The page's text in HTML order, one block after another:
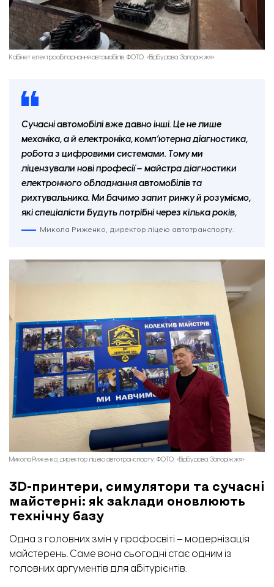
Кабінет електрообладнання автомобілів. ФОТО: «Відбудова. Запоріжжя»
Сучасні автомобілі вже давно інші. Це не лише
механіка, а й електроніка, комп’ютерна діагностика,
робота з цифровими системами. Тому ми
ліцензували нові професії – майстра діагностики
електронного обладнання автомобілів та
рихтувальника. Ми бачимо запит ринку й розуміємо,
які спеціалісти будуть потрібні через кілька років,
Микола Риженко, директор ліцею автотранспорту.
Микола Риженко, директор ліцею автотранспорту. ФОТО: «Відбудова. Запоріжжя»
3D-принтери, симулятори та сучасні
майстерні: як заклади оновлюють
технічну базу
Одна з головних змін у профосвіті – модернізація
майстерень. Саме вона сьогодні стає одним із
головних аргументів для абітурієнтів.